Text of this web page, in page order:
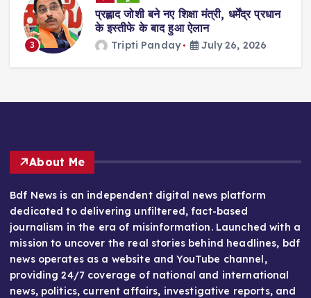
3
प्रह्लाद जोशी बने नए शिक्षा मंत्री, धर्मेंद्र प्रधान
के इस्तीफे के बाद हुआ ऐलान
Tripti Panday July 26, 2026
About Me
Bdf News is an independent digital news platform
dedicated to delivering unfiltered, fact-based
journalism in the era of misinformation. Launched with a
mission to uncover the real stories behind headlines, bdf
news operates as a website and YouTube channel,
providing 24/7 coverage of national and international
news, politics, current affairs, investigative reports, and